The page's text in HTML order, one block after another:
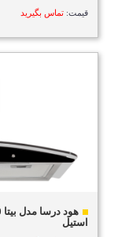
قیمت: تماس بگیرید
استیل